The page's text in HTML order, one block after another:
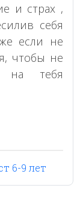
и страх ,
себя
если не
чтобы не
на тебя
6-9 лет